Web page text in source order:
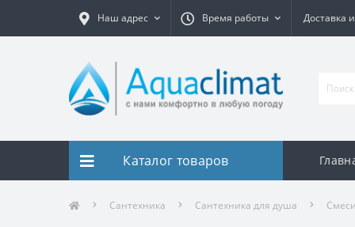
Наш адрес Время работы Доставка
Каталог товаров
Сантехника Сантехника для душа